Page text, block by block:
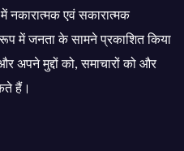
में नकारात्मक एवं सकारात्मक
रूप में जनता के सामने प्रकाशित किया
मुद्दों को, समाचारों को और
हैं।